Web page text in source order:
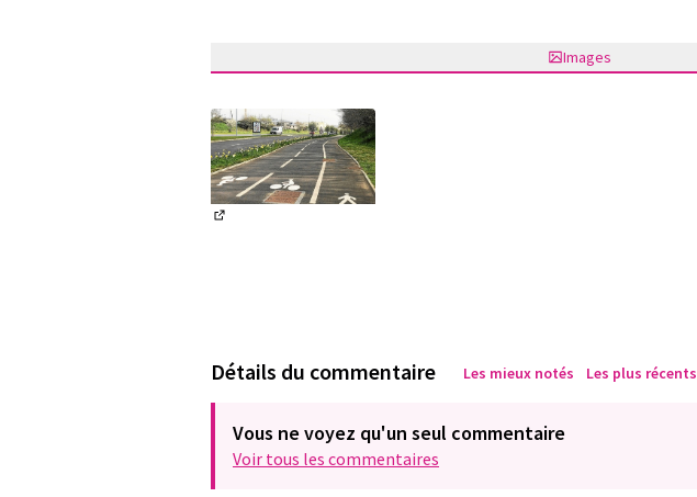
Images
Détails du commentaire Les mieux notés Les plus récents
Vous ne voyez qu'un seul commentaire
Voir tous les commentaires